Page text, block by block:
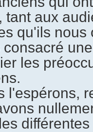
tant aux
qu'ils nous
les
l'espérons,